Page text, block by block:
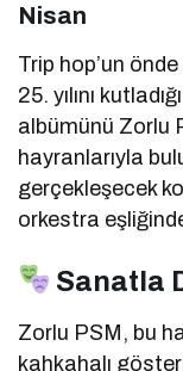
Nisan
Trip hop’un
25. yılını
albümünü Zorlu
hayranlarıyla
gerçekleşecek
orkestra
Sanatla
Zorlu PSM, bu
kahkahalı